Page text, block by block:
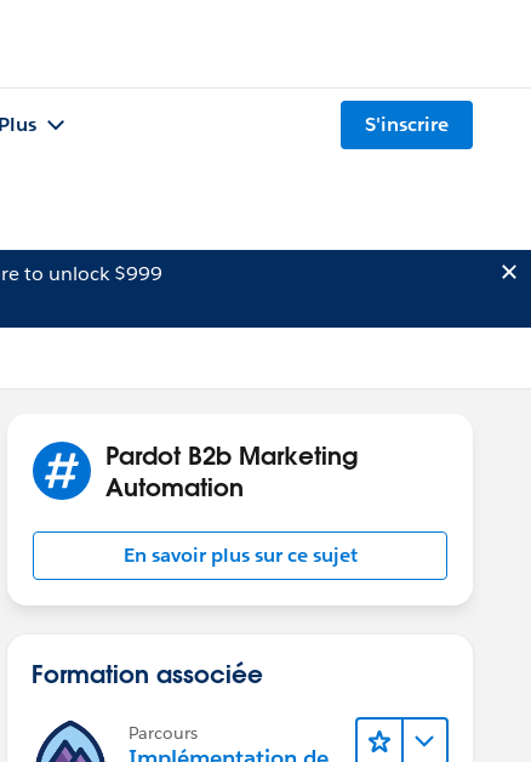
Plus S'inscrire
to unlock $999
Pardot B2b Marketing
Automation
En savoir plus sur ce sujet
Formation associée
Parcours